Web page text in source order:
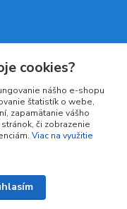
cookies?
nášho e-shopu
štatistík o webe,
zapamätanie vášho
či zobrazenie
Viac na využitie